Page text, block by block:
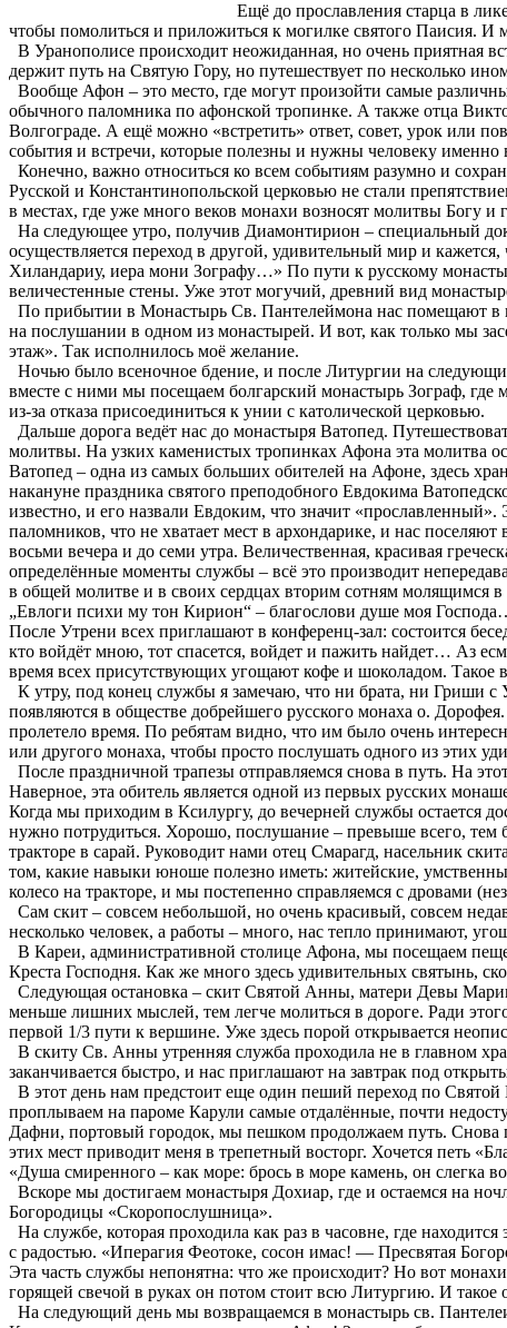
Ещё до прославления старца в
чтобы помолиться и приложиться к могилке святого Паисия.
В Уранополисе происходит неожиданная, но очень приятная
держит путь на Святую Гору, но путешествует по несколько
Вообще Афон – это место, где могут произойти самые
обычного паломника по афонской тропинке. А также отца
Волгограде. А ещё можно «встретить» ответ, совет, урок или
события и встречи, которые полезны и нужны человеку именно
Конечно, важно относиться ко всем событиям разумно и
Русской и Константинопольской церковью не стали
в местах, где уже много веков монахи возносят молитвы Богу и
На следующее утро, получив Диамонтирион – специальный
осуществляется переход в другой, удивительный мир и
Хиландариу, иера мони Зографу…» По пути к русскому
величестенные стены. Уже этот могучий, древний вид
По прибытии в Монастырь Св. Пантелеймона нас помещают в
на послушании в одном из монастырей. И вот, как только мы
этаж». Так исполнилось моё желание.
Ночью было всеночное бдение, и после Литургии на
вместе с ними мы посещаем болгарский монастырь Зограф,
из-за отказа присоединиться к унии с католической церковью.
Дальше дорога ведёт нас до монастыря Ватопед.
молитвы. На узких каменистых тропинках Афона эта молитва
Ватопед – одна из самых больших обителей на Афоне, здесь
накануне праздника святого преподобного Евдокима
известно, и его назвали Евдоким, что значит
паломников, что не хватает мест в архондарике, и нас
восьми вечера и до семи утра. Величественная, красивая
определённые моменты службы – всё это производит
в общей молитве и в своих сердцах вторим сотням молящимся
„Евлоги психи му тон Кирион“ – благослови душе моя
После Утрени всех приглашают в конференц-зал: состоится
кто войдёт мною, тот спасется, войдет и пажить найдет… Аз
время всех присутствующих угощают кофе и шоколадом. Такое
К утру, под конец службы я замечаю, что ни брата, ни Гриши с
появляются в обществе добрейшего русского монаха о.
пролетело время. По ребятам видно, что им было очень
или другого монаха, чтобы просто послушать одного из этих
После праздничной трапезы отправляемся снова в путь. На
Наверное, эта обитель является одной из первых русских
Когда мы приходим в Ксилургу, до вечерней службы остается
нужно потрудиться. Хорошо, послушание – превыше всего,
тракторе в сарай. Руководит нами отец Смарагд, насельник
том, какие навыки юноше полезно иметь: житейские,
колесо на тракторе, и мы постепенно справляемся с дровами
Сам скит – совсем небольшой, но очень красивый, совсем
несколько человек, а работы – много, нас тепло принимают,
В Кареи, административной столице Афона, мы посещаем
Креста Господня. Как же много здесь удивительных святынь,
Следующая остановка – скит Святой Анны, матери Девы
меньше лишних мыслей, тем легче молиться в дороге. Ради
первой 1/3 пути к вершине. Уже здесь порой открывается
В скиту Св. Анны утренняя служба проходила не в главном
заканчивается быстро, и нас приглашают на завтрак под
В этот день нам предстоит еще один пеший переход по
проплываем на пароме Карули самые отдалённые, почти
Дафни, портовый городок, мы пешком продолжаем путь. Снова
этих мест приводит меня в трепетный восторг. Хочется петь
«Душа смиренного – как море: брось в море камень, он слегка
Вскоре мы достигаем монастыря Дохиар, где и остаемся на
Богородицы «Скоропослушница».
На службе, которая проходила как раз в часовне, где
с радостью. «Иперагия Феотоке, сосон имас! — Пресвятая
Эта часть службы непонятна: что же происходит? Но вот
горящей свечой в руках он потом стоит всю Литургию. И такое
На следующий день мы возвращаемся в монастырь св.